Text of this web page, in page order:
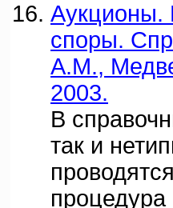
Аукционы.
споры.
А.М.,
2003.
В
так и
процедура